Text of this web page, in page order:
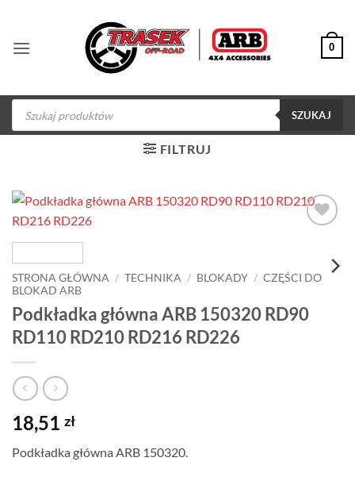
zawartości
0
Wyszukiwarka
produktów
SZUKAJ
FILTRUJ
STRONA GŁÓWNA / TECHNIKA / BLOKADY / CZĘŚCI DO
BLOKAD ARB
Podkładka główna ARB 150320 RD90
RD110 RD210 RD216 RD226
18,51 zł
Podkładka główna ARB 150320.